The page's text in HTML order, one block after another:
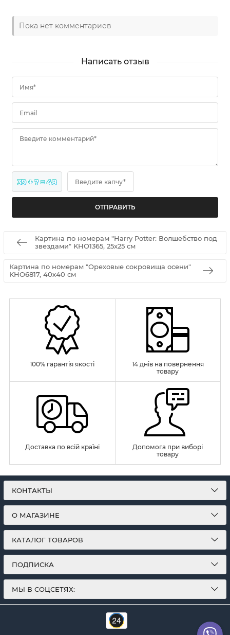
Пока нет комментариев
Написать отзыв
Имя*
Email
Введите комментарий*
39 + ? = 48 Введите капчу*
Картина по номерам "Harry Potter: Волшебство под
звездами" KHO1365, 25x25 см
Картина по номерам "Ореховые сокровища осени"
KHO6817, 40х40 см
100% гарантія якості
14 днів на повернення
товару
Доставка по всій країні
Допомога при виборі
товару
КОНТАКТЫ
О МАГАЗИНЕ
КАТАЛОГ ТОВАРОВ
ПОДПИСКА
МЫ В СОЦСЕТЯХ: